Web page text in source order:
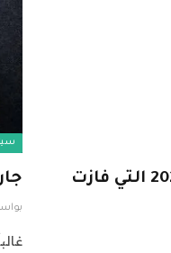
كأس العالم FIFA: خمس نقاط رئيسية من نسخة 2026 التي فازت